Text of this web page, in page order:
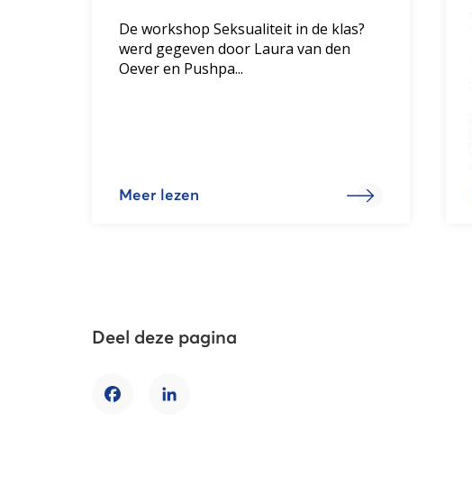
De workshop Seksualiteit in de klas?
werd gegeven door Laura van den
Oever en Pushpa...
Meer lezen
Deel deze pagina
FacebookLinkedIn